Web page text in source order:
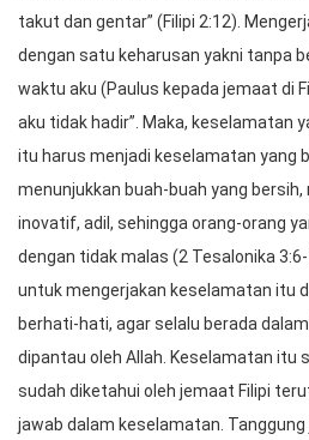
takut dan gentar” (Filipi 2:12).
dengan satu keharusan yakni tanpa
waktu aku (Paulus kepada jemaat di
aku tidak hadir”. Maka, keselamatan
itu harus menjadi keselamatan yang
menunjukkan buah-buah yang
inovatif, adil, sehingga orang-orang
dengan tidak malas (2 Tesalonika
untuk mengerjakan keselamatan itu
berhati-hati, agar selalu berada
dipantau oleh Allah. Keselamatan itu
sudah diketahui oleh jemaat Filipi
jawab dalam keselamatan.